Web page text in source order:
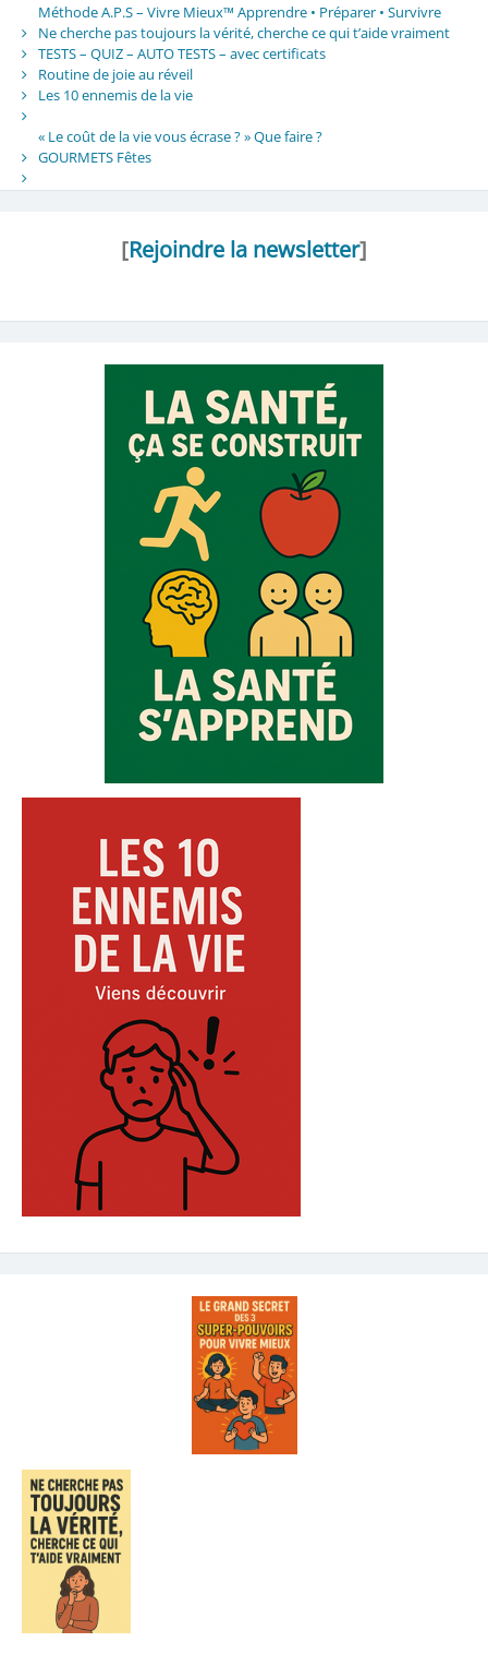
Méthode A.P.S – Vivre Mieux™ Apprendre • Préparer • Survivre
Ne cherche pas toujours la vérité, cherche ce qui t’aide vraiment
TESTS – QUIZ – AUTO TESTS – avec certificats
Routine de joie au réveil
Les 10 ennemis de la vie
« Le coût de la vie vous écrase ? » Que faire ?
GOURMETS Fêtes
[Rejoindre la newsletter]